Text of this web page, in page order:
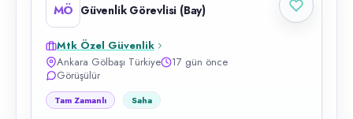
MÖ Güvenlik Görevlisi (Bay)
Mtk Özel Güvenlik
Ankara Gölbaşı Türkiye
17 gün önce
Görüşülür
Tam Zamanlı Saha